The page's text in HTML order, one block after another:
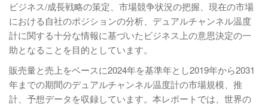
ビジネス/成長戦略の策定、市場競争状況の把握、現在の市場
における自社のポジションの分析、デュアルチャンネル温度
計に関する十分な情報に基づいたビジネス上の意思決定の一
助となることを目的としています。
販売量と売上をベースに2024年を基準年とし2019年から2031
年までの期間のデュアルチャンネル温度計の市場規模、推
計、予想データを収録しています。本レポートでは、世界の